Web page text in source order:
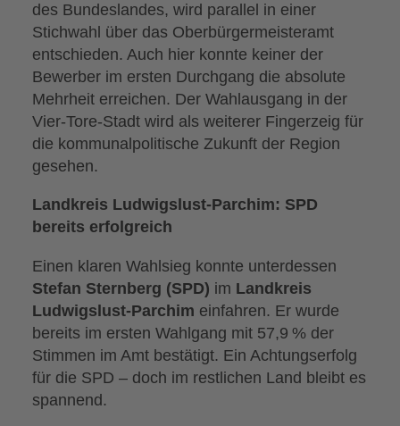
des Bundeslandes, wird parallel in einer
Stichwahl über das Oberbürgermeisteramt
entschieden. Auch hier konnte keiner der
Bewerber im ersten Durchgang die absolute
Mehrheit erreichen. Der Wahlausgang in der
Vier-Tore-Stadt wird als weiterer Fingerzeig für
die kommunalpolitische Zukunft der Region
gesehen.
Landkreis Ludwigslust-Parchim: SPD
bereits erfolgreich
Einen klaren Wahlsieg konnte unterdessen
Stefan Sternberg (SPD) im Landkreis
Ludwigslust-Parchim einfahren. Er wurde
bereits im ersten Wahlgang mit 57,9 % der
Stimmen im Amt bestätigt. Ein Achtungserfolg
für die SPD – doch im restlichen Land bleibt es
spannend.